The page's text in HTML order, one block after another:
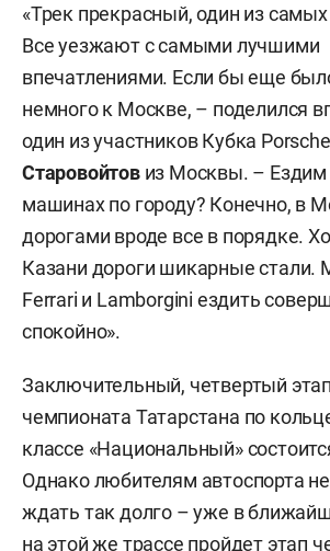
«Трек прекрасный, один из
Все уезжают с самыми лучшими
впечатлениями. Если бы еще
немного к Москве, – поделился
один из участников Кубка
Старовойтовиз Москвы. – Ездим
машинах по городу? Конечно, в
дорогами вроде все в порядке.
Казани дороги шикарные стали.
Ferrari и Lamborgini ездить
спокойно».
Заключительный, четвертый
чемпионата Татарстана по
классе «Национальный»
Однако любителям автоспорта
ждать так долго – уже в
на этой же трассе пройдет этап